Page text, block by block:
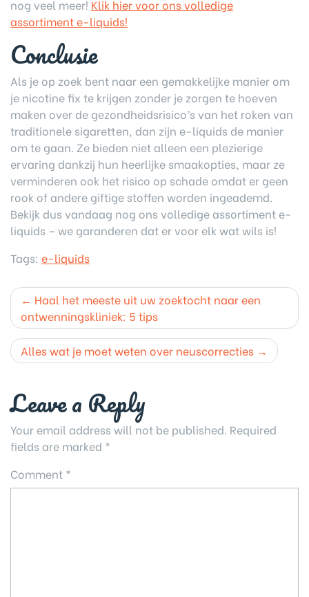
nog veel meer! Klik hier voor ons volledige
assortiment e-liquids!
Conclusie
Als je op zoek bent naar een gemakkelijke manier om
je nicotine fix te krijgen zonder je zorgen te hoeven
maken over de gezondheidsrisico’s van het roken van
traditionele sigaretten, dan zijn e-liquids de manier
om te gaan. Ze bieden niet alleen een plezierige
ervaring dankzij hun heerlijke smaakopties, maar ze
verminderen ook het risico op schade omdat er geen
rook of andere giftige stoffen worden ingeademd.
Bekijk dus vandaag nog ons volledige assortiment e-
liquids – we garanderen dat er voor elk wat wils is!
Tags: e-liquids
Post
navigation
Haal het meeste uit uw zoektocht naar een
ontwenningskliniek: 5 tips
Alles wat je moet weten over neuscorrecties
Leave a Reply
Your email address will not be published. Required
fields are marked *
Comment *